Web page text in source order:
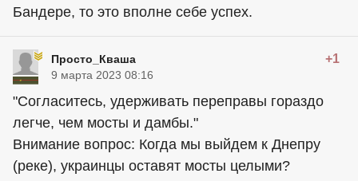
Бандере, то это вполне себе успех.
Просто_Кваша +1
9 марта 2023 08:16
"Согласитесь, удерживать переправы гораздо
легче, чем мосты и дамбы."
Внимание вопрос: Когда мы выйдем к Днепру
(реке), украинцы оставят мосты целыми?